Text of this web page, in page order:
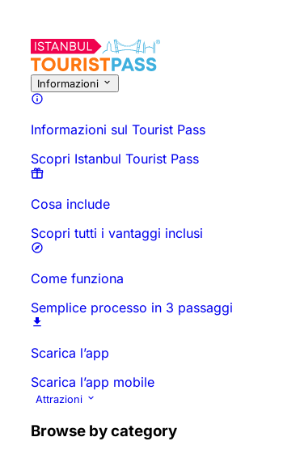
Informazioni
Informazioni sul Tourist Pass
Scopri Istanbul Tourist Pass
Cosa include
Scopri tutti i vantaggi inclusi
Come funziona
Semplice processo in 3 passaggi
Scarica l’app
Scarica l’app mobile
Attrazioni
Browse by category